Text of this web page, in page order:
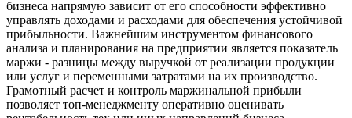
бизнеса напрямую зависит от его способности эффективно
управлять доходами и расходами для обеспечения устойчивой
прибыльности. Важнейшим инструментом финансового
анализа и планирования на предприятии является показатель
маржи - разницы между выручкой от реализации продукции
или услуг и переменными затратами на их производство.
Грамотный расчет и контроль маржинальной прибыли
позволяет топ-менеджменту оперативно оценивать